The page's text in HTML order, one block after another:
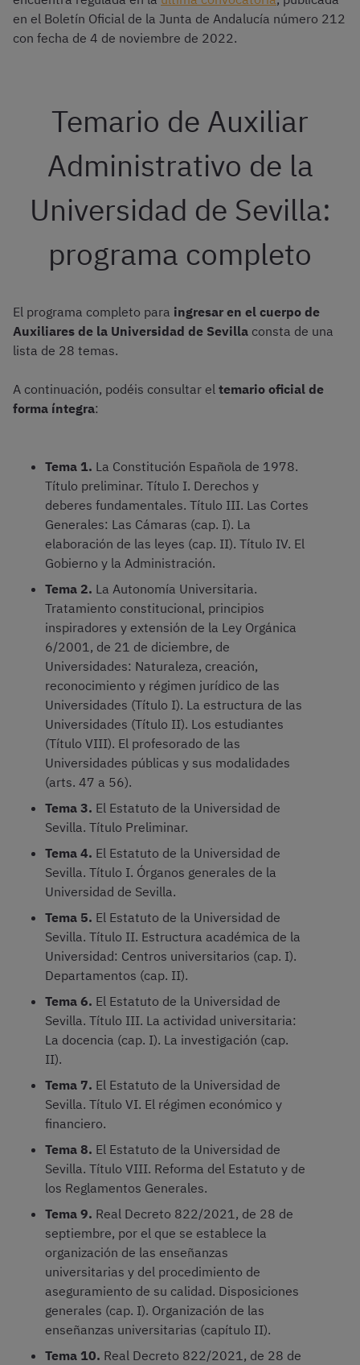
en el Boletín Oficial de la Junta de Andalucía número 212
con fecha de 4 de noviembre de 2022.
Temario de Auxiliar
Administrativo de la
Universidad de Sevilla:
programa completo
El programa completo para ingresar en el cuerpo de
Auxiliares de la Universidad de Sevilla consta de una
lista de 28 temas.
A continuación, podéis consultar el temario oficial de
forma íntegra:
Tema 1. La Constitución Española de 1978.
Título preliminar. Título I. Derechos y
deberes fundamentales. Título III. Las Cortes
Generales: Las Cámaras (cap. I). La
elaboración de las leyes (cap. II). Título IV. El
Gobierno y la Administración.
Tema 2. La Autonomía Universitaria.
Tratamiento constitucional, principios
inspiradores y extensión de la Ley Orgánica
6/2001, de 21 de diciembre, de
Universidades: Naturaleza, creación,
reconocimiento y régimen jurídico de las
Universidades (Título I). La estructura de las
Universidades (Título II). Los estudiantes
(Título VIII). El profesorado de las
Universidades públicas y sus modalidades
(arts. 47 a 56).
Tema 3. El Estatuto de la Universidad de
Sevilla. Título Preliminar.
Tema 4. El Estatuto de la Universidad de
Sevilla. Título I. Órganos generales de la
Universidad de Sevilla.
Tema 5. El Estatuto de la Universidad de
Sevilla. Título II. Estructura académica de la
Universidad: Centros universitarios (cap. I).
Departamentos (cap. II).
Tema 6. El Estatuto de la Universidad de
Sevilla. Título III. La actividad universitaria:
La docencia (cap. I). La investigación (cap.
II).
Tema 7. El Estatuto de la Universidad de
Sevilla. Título VI. El régimen económico y
financiero.
Tema 8. El Estatuto de la Universidad de
Sevilla. Título VIII. Reforma del Estatuto y de
los Reglamentos Generales.
Tema 9. Real Decreto 822/2021, de 28 de
septiembre, por el que se establece la
organización de las enseñanzas
universitarias y del procedimiento de
aseguramiento de su calidad. Disposiciones
generales (cap. I). Organización de las
enseñanzas universitarias (capítulo II).
Tema 10. Real Decreto 822/2021, de 28 de